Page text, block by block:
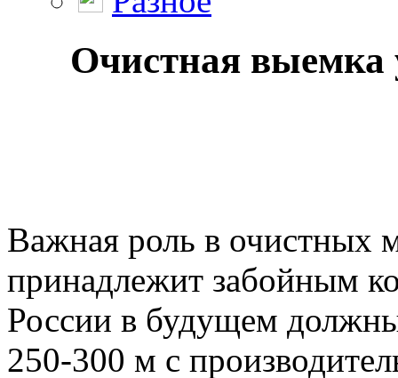
Очистная выемка
Важная роль в очистных
принадлежит забойным
России в будущем
250-300 м с